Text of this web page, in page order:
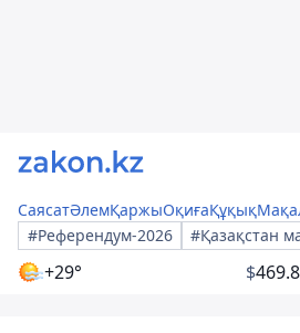
СаясатӘлемҚаржыОқиғаҚұқық
#Референдум-2026
#Қазақстан
+29° $